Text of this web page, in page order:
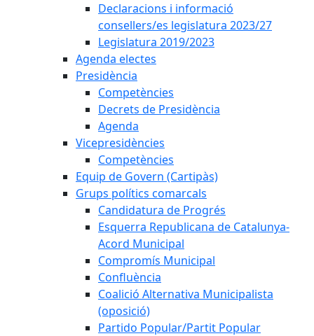
Declaracions i informació
consellers/es legislatura 2023/27
Legislatura 2019/2023
Agenda electes
Presidència
Competències
Decrets de Presidència
Agenda
Vicepresidències
Competències
Equip de Govern (Cartipàs)
Grups polítics comarcals
Candidatura de Progrés
Esquerra Republicana de Catalunya-
Acord Municipal
Compromís Municipal
Confluència
Coalició Alternativa Municipalista
(oposició)
Partido Popular/Partit Popular